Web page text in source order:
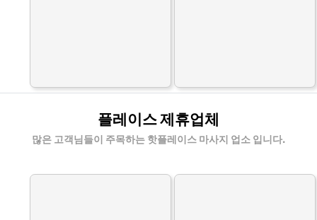
플레이스 제휴업체
많은 고객님들이 주목하는 핫플레이스 마사지 업소 입니다.